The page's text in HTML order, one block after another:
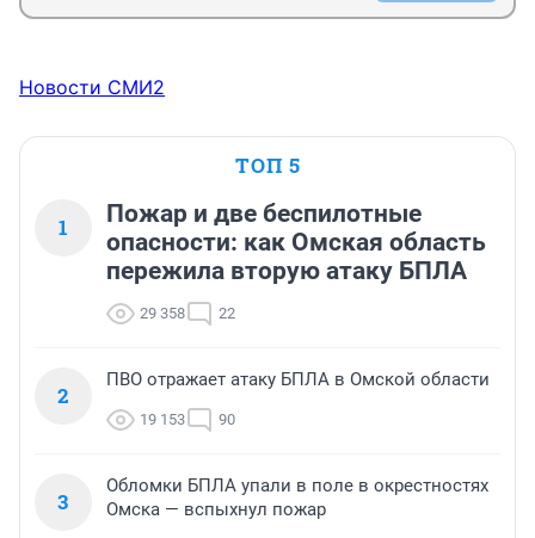
Новости СМИ2
ТОП 5
1
Пожар и две беспилотные
опасности: как Омская область
пережила вторую атаку БПЛА
29 358 22
2
ПВО отражает атаку БПЛА в Омской области
19 153 90
3
Обломки БПЛА упали в поле в окрестностях
Омска — вспыхнул пожар